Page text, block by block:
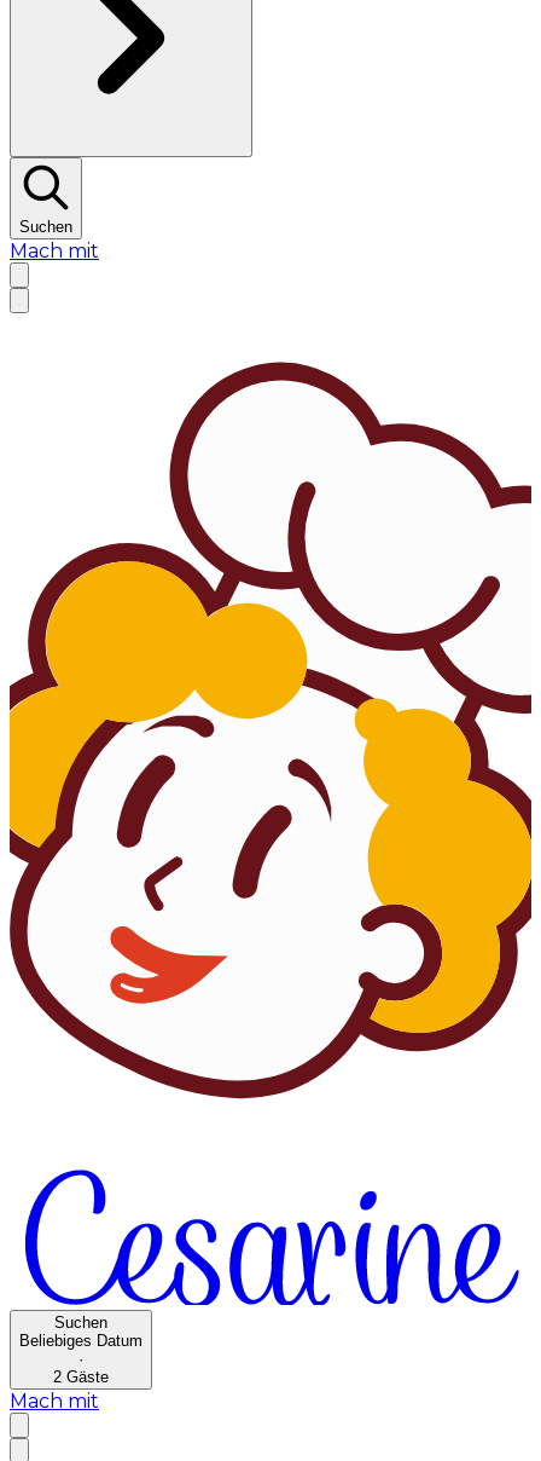
Suchen
Mach mit
Suchen
Beliebiges Datum
·
2 Gäste
Mach mit